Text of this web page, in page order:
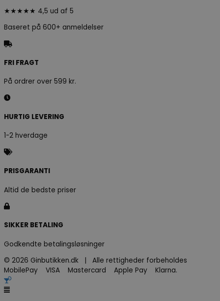
★★★★★ 4,5 ud af 5
Baseret på 600+ anmeldelser
FRI FRAGT
På ordrer over 599 kr.
HURTIG LEVERING
1-2 hverdage
PRISGARANTI
Altid de bedste priser
SIKKER BETALING
Godkendte betalingsløsninger
© 2026 Ginbutikken.dk | Alle rettigheder forbeholdes
MobilePay VISA Mastercard Apple Pay Klarna.